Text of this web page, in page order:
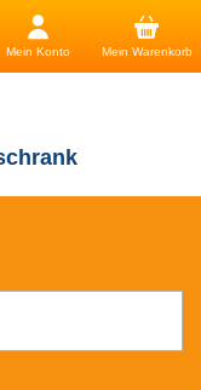
Mein Konto Mein Warenkorb